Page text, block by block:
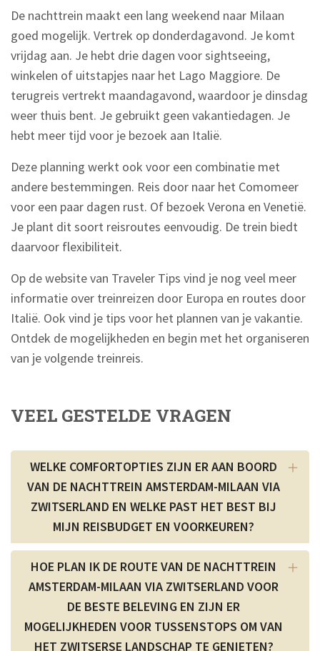
De nachttrein maakt een lang weekend naar Milaan
goed mogelijk. Vertrek op donderdagavond. Je komt
vrijdag aan. Je hebt drie dagen voor sightseeing,
winkelen of uitstapjes naar het Lago Maggiore. De
terugreis vertrekt maandagavond, waardoor je dinsdag
weer thuis bent. Je gebruikt geen vakantiedagen. Je
hebt meer tijd voor je bezoek aan Italië.
Deze planning werkt ook voor een combinatie met
andere bestemmingen. Reis door naar het Comomeer
voor een paar dagen rust. Of bezoek Verona en Venetië.
Je plant dit soort reisroutes eenvoudig. De trein biedt
daarvoor flexibiliteit.
Op de website van Traveler Tips vind je nog veel meer
informatie over treinreizen door Europa en routes door
Italië. Ook vind je tips voor het plannen van je vakantie.
Ontdek de mogelijkheden en begin met het organiseren
van je volgende treinreis.
VEEL GESTELDE VRAGEN
WELKE COMFORTOPTIES ZIJN ER AAN BOORD
VAN DE NACHTTREIN AMSTERDAM-MILAAN VIA
ZWITSERLAND EN WELKE PAST HET BEST BIJ
MIJN REISBUDGET EN VOORKEUREN?
HOE PLAN IK DE ROUTE VAN DE NACHTTREIN
AMSTERDAM-MILAAN VIA ZWITSERLAND VOOR
DE BESTE BELEVING EN ZIJN ER
MOGELIJKHEDEN VOOR TUSSENSTOPS OM VAN
HET ZWITSERSE LANDSCHAP TE GENIETEN?